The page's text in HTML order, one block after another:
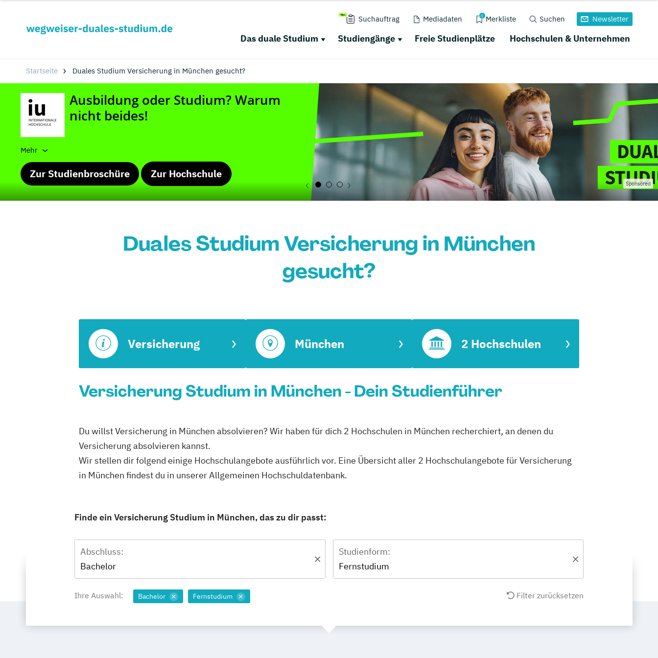
Suchauftrag Mediadaten 0 Merkliste Suchen Newsletter
Das duale Studium Studiengänge Freie Studienplätze Hochschulen & Unternehmen
Startseite Duales Studium Versicherung in München gesucht?
Mehr
Zur Studienbroschüre Zur Hochschule
Sponsored
Duales Studium Versicherung in München
gesucht?
Versicherung München 2 Hochschulen
Versicherung Studium in München - Dein Studienführer
Du willst Versicherung in München absolvieren? Wir haben für dich 2 Hochschulen in München recherchiert, an denen du
Versicherung absolvieren kannst.
Wir stellen dir folgend einige Hochschulangebote ausführlich vor. Eine Übersicht aller 2 Hochschulangebote für Versicherung
in München findest du in unserer Allgemeinen Hochschuldatenbank.
Finde ein Versicherung Studium in München, das zu dir passt:
Abschluss:
Bachelor
Studienform:
Fernstudium
Ihre Auswahl: Bachelor Fernstudium Filter zurücksetzen